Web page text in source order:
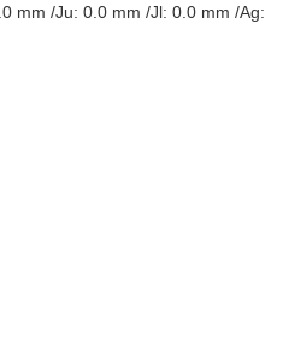
mm /Ju: 0.0 mm /Jl: 0.0 mm /Ag: